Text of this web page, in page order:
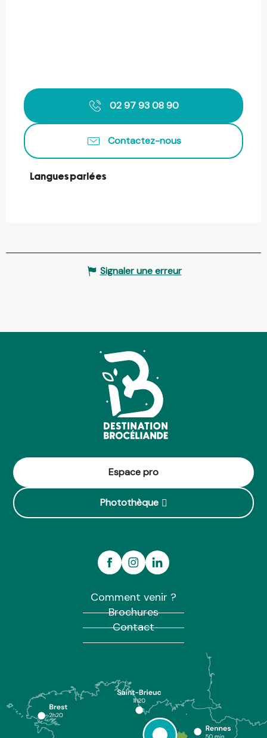
02 97 93 08 90
Contactez-nous
Langues parlées
Langues parlées
Signaler une erreur
Espace pro
Photothèque
Comment venir ?
Brochures
Contact